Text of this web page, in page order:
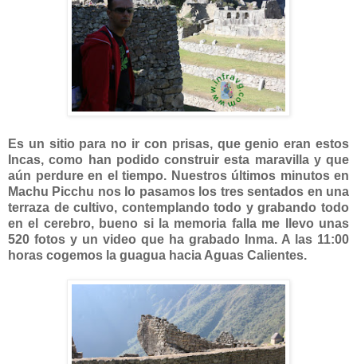
Es un sitio para no ir con prisas, que genio eran estos
Incas, como han podido construir esta maravilla y que
aún perdure en el tiempo. Nuestros últimos minutos en
Machu Picchu nos lo pasamos los tres sentados en una
terraza de cultivo, contemplando todo y grabando todo
en el cerebro, bueno si la memoria falla me llevo unas
520 fotos y un video que ha grabado Inma. A las 11:00
horas cogemos la guagua hacia Aguas Calientes.